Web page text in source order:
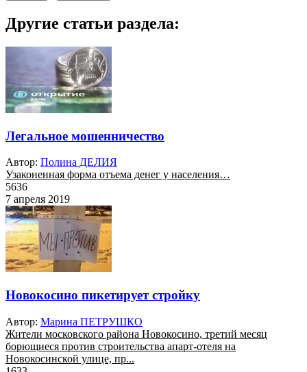
Другие статьи раздела:
Легальное мошенничество
Автор: Полина ДЕЛИЯ
Узаконенная форма отъема денег у населения…
5636
7 апреля 2019
Новокосино пикетирует стройку
Автор: Марина ПЕТРУШКО
Жители московского района Новокосино, третий месяц
борющиеся против строительства апарт-отеля на
Новокосинской улице, пр...